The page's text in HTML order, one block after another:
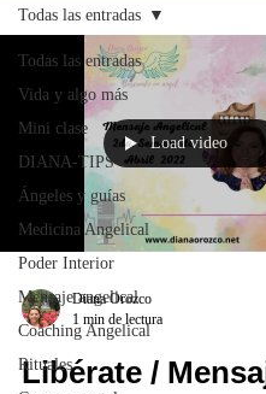
Todas las entradas
Vida y algo más
Mini clase
DIANA-TIPS
Ángeles y guías
Medicina Angelical
Poder Interior
Mensaje angelical
Coaching Angelical
Rituales
Todas las entradas
Load video
Diana Orozco
1 min de lectura
Libérate /